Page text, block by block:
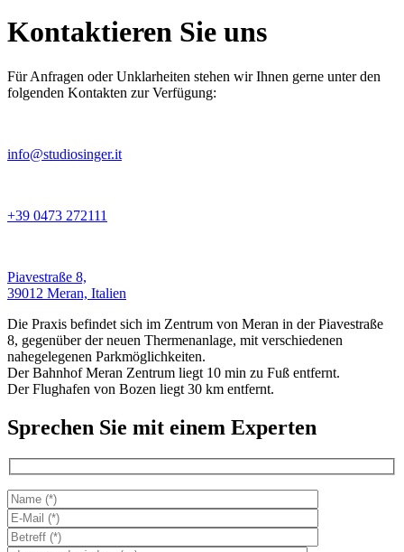
Kontaktieren Sie uns
Für Anfragen oder Unklarheiten stehen wir Ihnen gerne unter den
folgenden Kontakten zur Verfügung:
info@studiosinger.it
+39 0473 272111
Piavestraße 8,
39012 Meran, Italien
Die Praxis befindet sich im Zentrum von Meran in der Piavestraße
8, gegenüber der neuen Thermenanlage, mit verschiedenen
nahegelegenen Parkmöglichkeiten.
Der Bahnhof Meran Zentrum liegt 10 min zu Fuß entfernt.
Der Flughafen von Bozen liegt 30 km entfernt.
Sprechen Sie mit einem Experten